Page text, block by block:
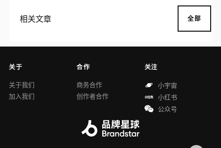
相关文章 全部
关于
关于我们
加入我们
合作
商务合作
创作者合作
关注
小宇宙
小红书
公众号